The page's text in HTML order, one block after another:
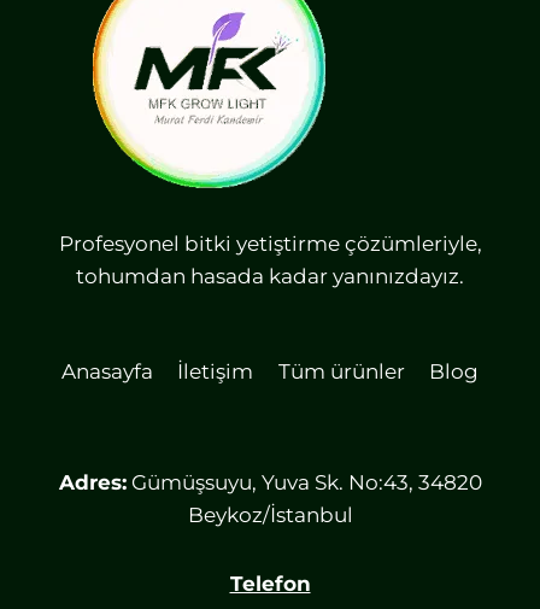
Profesyonel bitki yetiştirme çözümleriyle,
tohumdan hasada kadar yanınızdayız.
Anasayfa İletişim Tüm ürünler Blog
Adres:Gümüşsuyu, Yuva Sk. No:43, 34820
Beykoz/İstanbul
Telefon